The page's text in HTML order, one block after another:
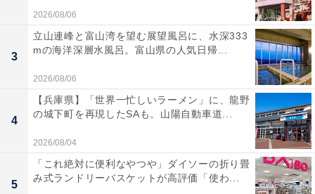
おすすめポイント2：保温性があって暖かい
2026/08/06
3
立山連峰と富山湾を望む展望風呂に、水深333
mの海洋深層水風呂。富山県の人気日帰...
2026/08/06
4
【兵庫県】「世界一忙しいラーメン」に、龍野
の城下町を再現したSAも。山陽自動車道...
2026/08/04
5
「これ絶対に便利なやつや」ダイソーの折り畳
み式ランドリーバスケットが高評価「使わ...